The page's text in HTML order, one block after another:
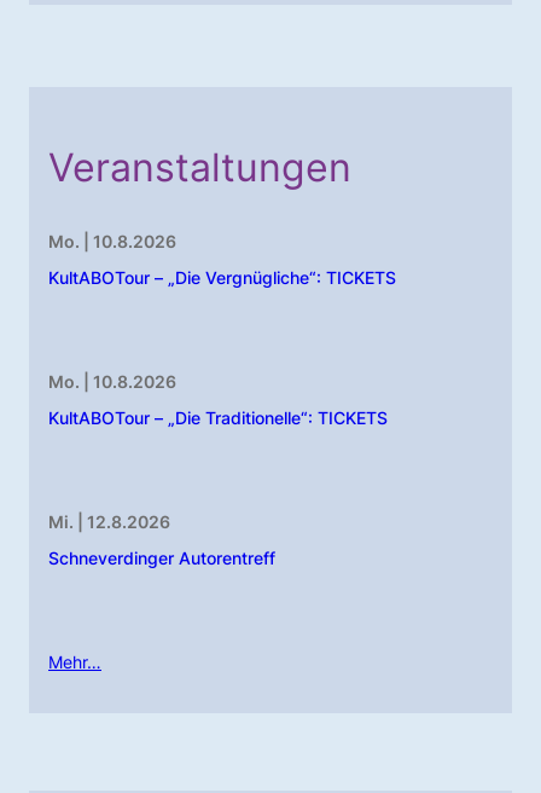
Veranstaltungen
Mo. | 10.8.2026
KultABOTour – „Die Vergnügliche“: TICKETS
Mo. | 10.8.2026
KultABOTour – „Die Traditionelle“: TICKETS
Mi. | 12.8.2026
Schneverdinger Autorentreff
Mehr…